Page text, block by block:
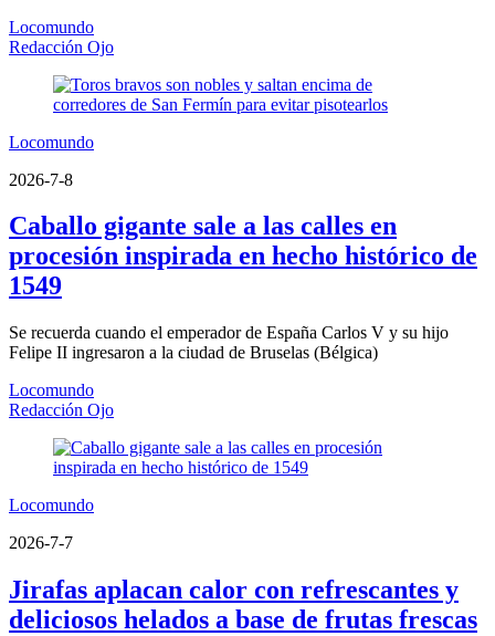
Locomundo
Redacción Ojo
Locomundo
2026-7-8
Caballo gigante sale a las calles en
procesión inspirada en hecho histórico de
1549
Se recuerda cuando el emperador de España Carlos V y su hijo
Felipe II ingresaron a la ciudad de Bruselas (Bélgica)
Locomundo
Redacción Ojo
Locomundo
2026-7-7
Jirafas aplacan calor con refrescantes y
deliciosos helados a base de frutas frescas